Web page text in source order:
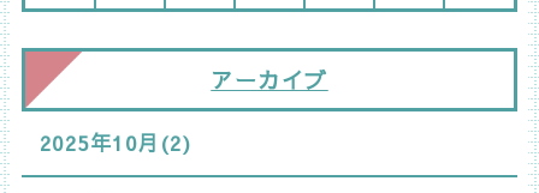
アーカイブ
2025年10月(2)